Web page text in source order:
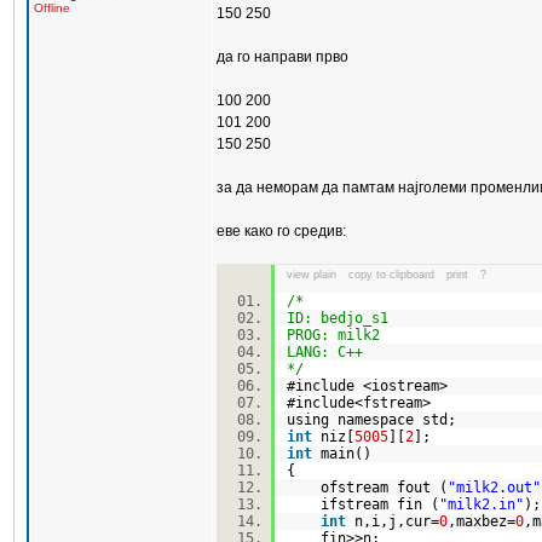
Offline
150 250
да го направи прво
100 200
101 200
150 250
за да неморам да памтам најголеми
еве како го средив:
view plain copy to clipboard print ?
/*
ID: bedjo_s1
PROG: milk2
LANG: C++
*/
#include <iostream>
#include<fstream>
using namespace std;
int niz[ 5005 2 ];
int main()
{
ofstream fout ( "milk2.out"
ifstream fin ( "milk2.in"
int n,i,j,cur=0,maxbez=0
fin>>n;